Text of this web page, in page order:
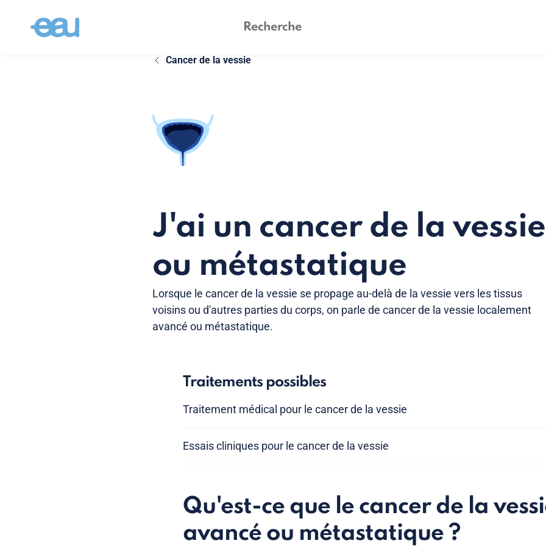
Cancer de la vessie
J'ai un cancer de la
ou métastatique
Lorsque le cancer de la vessie se propage au-delà de la vessie vers les tissus
voisins ou d'autres parties du corps, on parle de cancer de la vessie localement
avancé ou métastatique.
Traitements possibles
Traitement médical pour le cancer de la vessie
Essais cliniques pour le cancer de la vessie
Qu'est-ce que le cancer de la
avancé ou métastatique ?